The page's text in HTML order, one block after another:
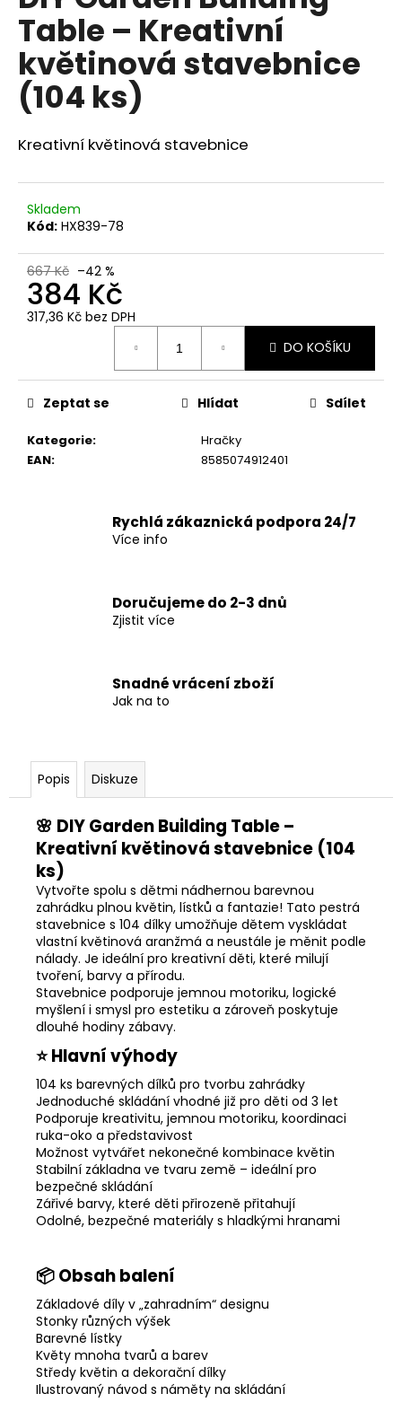
0,0
5
hvězdiček.
Table – Kreativní
květinová stavebnice
(104 ks)
Kreativní květinová stavebnice
Skladem
Kód: HX839-78
667 Kč –42 %
384 Kč
317,36 Kč bez DPH
DO KOŠÍKU
Kategorie:
Hračky
EAN: 8585074912401
Zeptat se Hlídat Sdílet
Rychlá zákaznická podpora 24/7
Více info
Doručujeme do 2-3 dnů
Zjistit více
Snadné vrácení zboží
Jak na to
Popis Diskuze
🌸 DIY Garden Building Table –
Kreativní květinová stavebnice (104
ks)
Vytvořte spolu s dětmi nádhernou barevnou
zahrádku plnou květin, lístků a fantazie! Tato pestrá
stavebnice s 104 dílky umožňuje dětem vyskládat
vlastní květinová aranžmá a neustále je měnit podle
nálady. Je ideální pro kreativní děti, které milují
tvoření, barvy a přírodu.
Stavebnice podporuje jemnou motoriku, logické
myšlení i smysl pro estetiku a zároveň poskytuje
dlouhé hodiny zábavy.
⭐ Hlavní výhody
104 ks barevných dílků pro tvorbu zahrádky
Jednoduché skládání vhodné již pro děti od 3 let
Podporuje kreativitu, jemnou motoriku, koordinaci
ruka-oko a představivost
Možnost vytvářet nekonečné kombinace květin
Stabilní základna ve tvaru země – ideální pro
bezpečné skládání
Zářivé barvy, které děti přirozeně přitahují
Odolné, bezpečné materiály s hladkými hranami
📦 Obsah balení
Základové díly v „zahradním“ designu
Stonky různých výšek
Barevné lístky
Květy mnoha tvarů a barev
Středy květin a dekorační dílky
Ilustrovaný návod s náměty na skládání
a
j
í
t
?
D
o
p
u
č
e